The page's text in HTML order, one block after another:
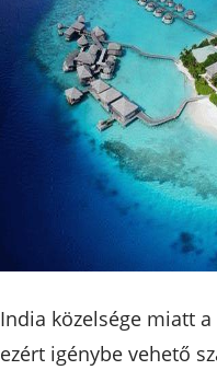
India közelsége miatt
ezért igénybe vehető